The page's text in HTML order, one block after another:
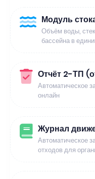
Модуль
Объём воды,
бассейна в
Отчёт 2-ТП
Автоматическое
онлайн
Журнал
Автоматическое
отходов для